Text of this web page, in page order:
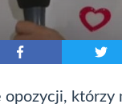
którzy